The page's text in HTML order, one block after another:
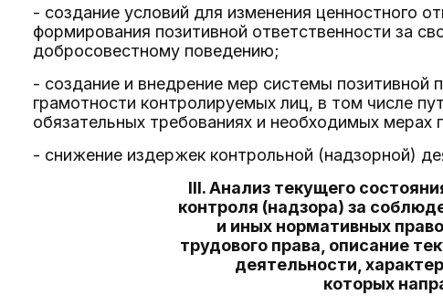
- создание условий для изменения ценностного
формирования позитивной ответственности за
добросовестному поведению;
- создание и внедрение мер системы позитивной
грамотности контролируемых лиц, в том числе
обязательных требованиях и необходимых мерах
- снижение издержек контрольной (надзорной)
III. Анализ текущего
контроля (надзора) за
и иных нормативных
трудового права, описание
деятельности,
которых